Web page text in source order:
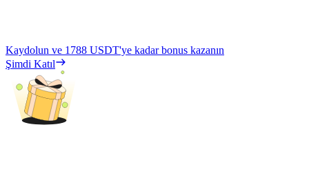
Kaydolun ve 1788 USDT'ye kadar bonus kazanın
Şimdi Katıl